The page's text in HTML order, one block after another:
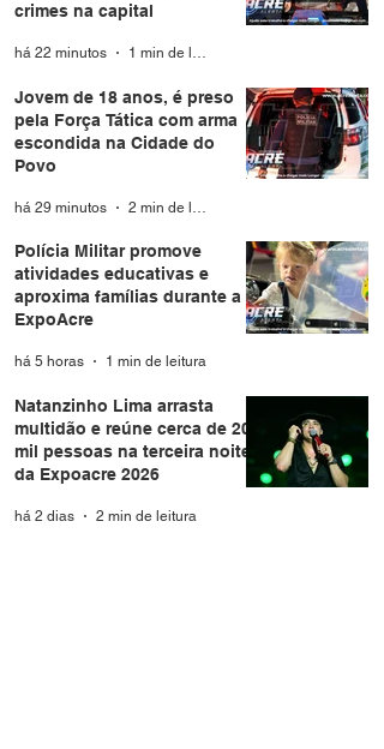
crimes na capital
há 22 minutos 1 min de leitura
Jovem de 18 anos, é preso
pela Força Tática com arma
escondida na Cidade do
Povo
há 29 minutos 2 min de leitura
Polícia Militar promove
atividades educativas e
aproxima famílias durante a
ExpoAcre
há 5 horas 1 min de leitura
Natanzinho Lima arrasta
multidão e reúne cerca de 20
mil pessoas na terceira noite
da Expoacre 2026
há 2 dias 2 min de leitura